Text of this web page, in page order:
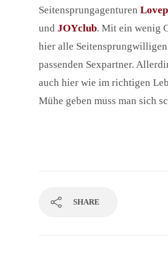
Seitensprungagenturen
und JOYclub. Mit ein wenig
hier alle
passenden Sexpartner.
auch hier wie im richtigen
Mühe geben muss man sich
SHARE